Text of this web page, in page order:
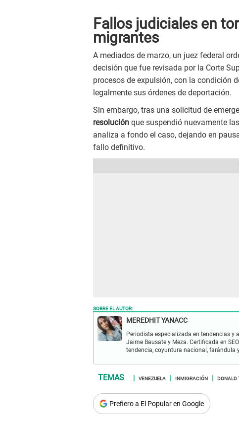
Fallos judiciales en
migrantes
A mediados de marzo, un juez federal
decisión que fue revisada por la Corte
procesos de expulsión, con la condición
legalmente sus órdenes de deportación.
Sin embargo, tras una solicitud de
resolución que suspendió nuevamente
analiza a fondo el caso, dejando en
fallo definitivo.
SOBRE EL AUTOR:
MEREDHIT YANACC
Periodista especializada en tendencias y
Jaime Bausate y Meza. Certificada en
tendencia, coyuntura nacional, farándula
VENEZUELA INMIGRACIÓN DONALD
Prefiero a El Popular en Google